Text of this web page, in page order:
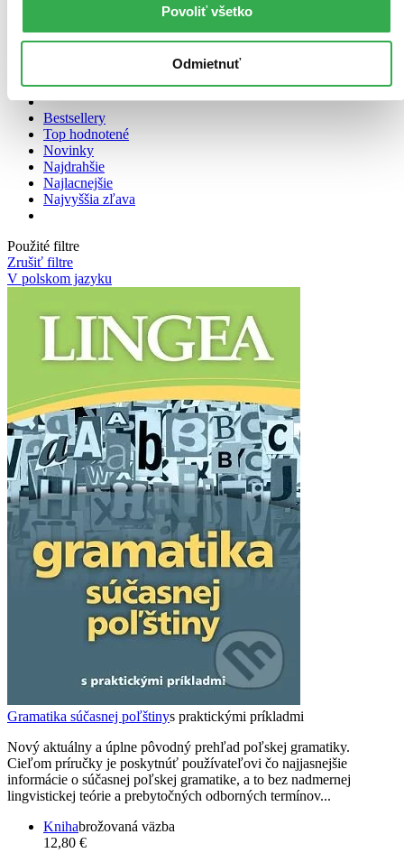
Povoliť všetko
Odmietnuť
Zoradiť
Bestsellery
Top hodnotené
Novinky
Najdrahšie
Najlacnejšie
Najvyššia zľava
Použité filtre
Zrušiť filtre
V polskom jazyku
Gramatika súčasnej poľštinys praktickými príkladmi
Nový aktuálny a úplne pôvodný prehľad poľskej gramatiky.
Cieľom príručky je poskytnúť používateľovi čo najjasnejšie
informácie o súčasnej poľskej gramatike, a to bez nadmernej
lingvistickej teórie a prebytočných odborných termínov...
Knihabrožovaná väzba
12,80 €